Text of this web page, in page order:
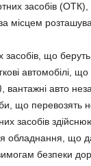
засобів
місцем
засобів, що
автомобілі,
, вантажні авто
що перевозять
засобів
обладнання, що
безпеки